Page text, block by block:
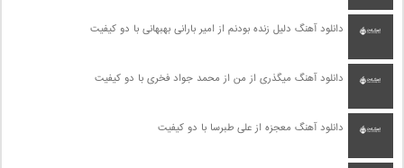
دانلود آهنگ دلیل زنده بودنم از امیر بارانی بهبهانی با دو کیفیت
دانلود آهنگ میگذری از من از محمد جواد فخری با دو کیفیت
دانلود آهنگ معجزه از علی طبرسا با دو کیفیت